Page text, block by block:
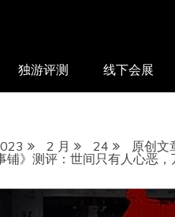
帐姬
独游评测 线下会展
2 月 24
原创文
铺》测评：世间只有人心